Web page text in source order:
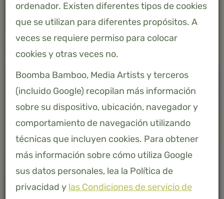
SÁBANA AJUSTABLE - SPACE
BLUE - PREMIUM
48,40 €
ordenador. Existen diferentes tipos de cookies
que se utilizan para diferentes propósitos. A
veces se requiere permiso para colocar
cookies y otras veces no.
Boomba Bamboo, Media Artists y terceros
(incluido Google) recopilan más información
sobre su dispositivo, ubicación, navegador y
comportamiento de navegación utilizando
técnicas que incluyen cookies. Para obtener
más información sobre cómo utiliza Google
sus datos personales, lea la Política de
privacidad y las Condiciones de servicio de